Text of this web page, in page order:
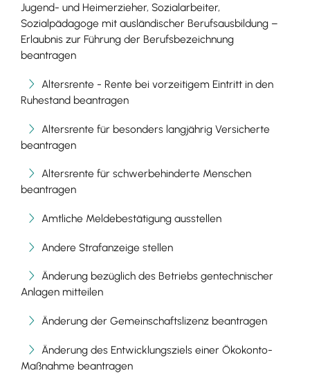
Jugend- und Heimerzieher, Sozialarbeiter,
Sozialpädagoge mit ausländischer Berufsausbildung –
Erlaubnis zur Führung der Berufsbezeichnung
beantragen
Altersrente - Rente bei vorzeitigem Eintritt in den
Ruhestand beantragen
Altersrente für besonders langjährig Versicherte
beantragen
Altersrente für schwerbehinderte Menschen
beantragen
Amtliche Meldebestätigung ausstellen
Andere Strafanzeige stellen
Änderung bezüglich des Betriebs gentechnischer
Anlagen mitteilen
Änderung der Gemeinschaftslizenz beantragen
Änderung des Entwicklungsziels einer Ökokonto-
Maßnahme beantragen